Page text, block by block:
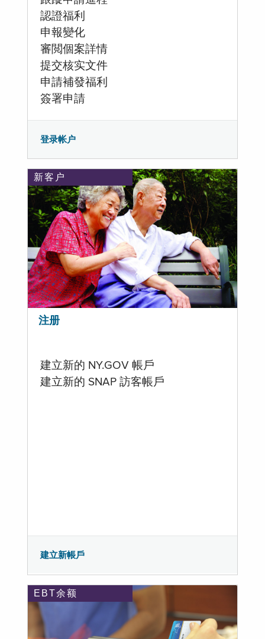
認證福利
申報變化
審閲個案詳情
提交核实文件
申請補發福利
簽署申請
登录帐户
新客户
注册
建立新的 NY.GOV 帳戶
建立新的 SNAP 訪客帳戶
建立新帳戶
EBT余额